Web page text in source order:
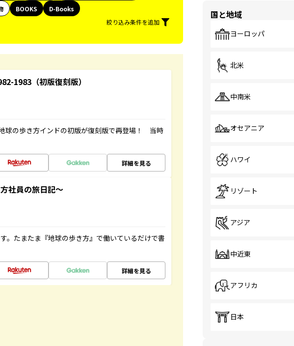
BOOKS
D-Books
絞り込み条件を追加
1983（初版復刻版）
球の歩き方インドの初版が復刻版で再登場！ 当時
詳細を見る
社員の旅日記～
。たまたま『地球の歩き方』で働いているだけで書
詳細を見る
国と地域
ヨーロッパ
北米
中南米
オセアニア
ハワイ
リゾート
アジア
中近東
アフリカ
日本